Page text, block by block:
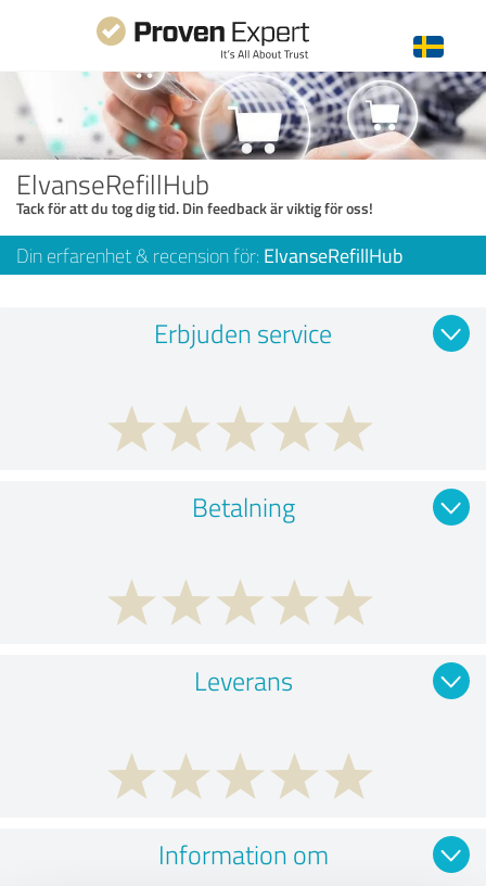
ElvanseRefillHub
Tack för att du tog dig tid. Din feedback är viktig för oss!
Din erfarenhet & recension för: ElvanseRefillHub
Erbjuden service
Betalning
Leverans
Information om